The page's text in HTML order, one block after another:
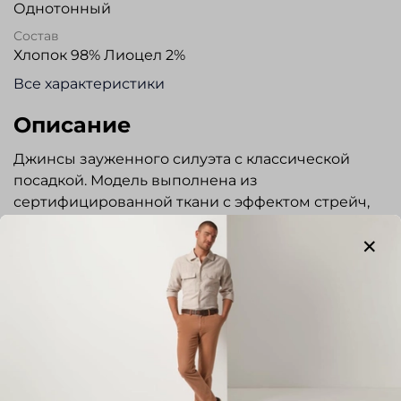
Однотонный
Состав
Хлопок 98% Лиоцел 2%
Все характеристики
Описание
Джинсы зауженного силуэта с классической
посадкой. Модель выполнена из
сертифицированной ткани с эффектом стрейч,
материал повышенной эластичности,
устойчивый к деформации. Гульфик на молнии,
пояс застегивается на пуговицу. Три кармана
спереди и два накладных сзади. Шлевки под
ремень и карманы обработаны контрастной
строчкой. Джинсы прекрасно сочетаются с
сорочками и пиджаками повседневного стиля, а
так же с любым трикотажем. Отлично подходят
для повседневной носки, прогулок и